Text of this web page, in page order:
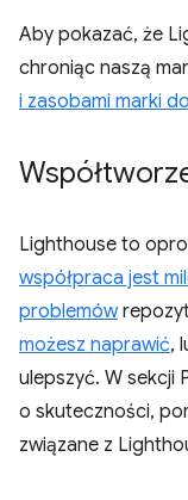
Aby pokazać, że
chroniąc naszą
i zasobami marki
Lighthouse to
współpraca jest
problemów
możesz naprawić,
ulepszyć. W sekcji
o skuteczności,
związane z